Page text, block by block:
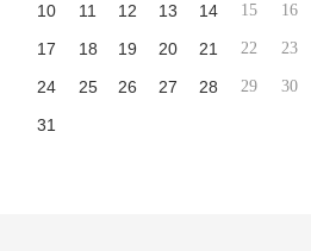
10 11 12 13 14 15 16
17 18 19 20 21 22 23
24 25 26 27 28 29 30
31